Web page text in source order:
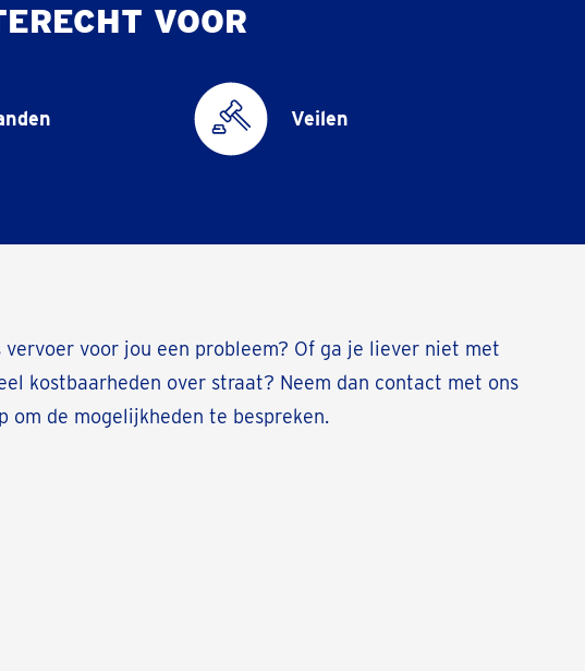
VOOR
Veilen
vervoer voor jou een probleem? Of ga je liever niet met
kostbaarheden over straat? Neem dan contact met ons
om de mogelijkheden te bespreken.